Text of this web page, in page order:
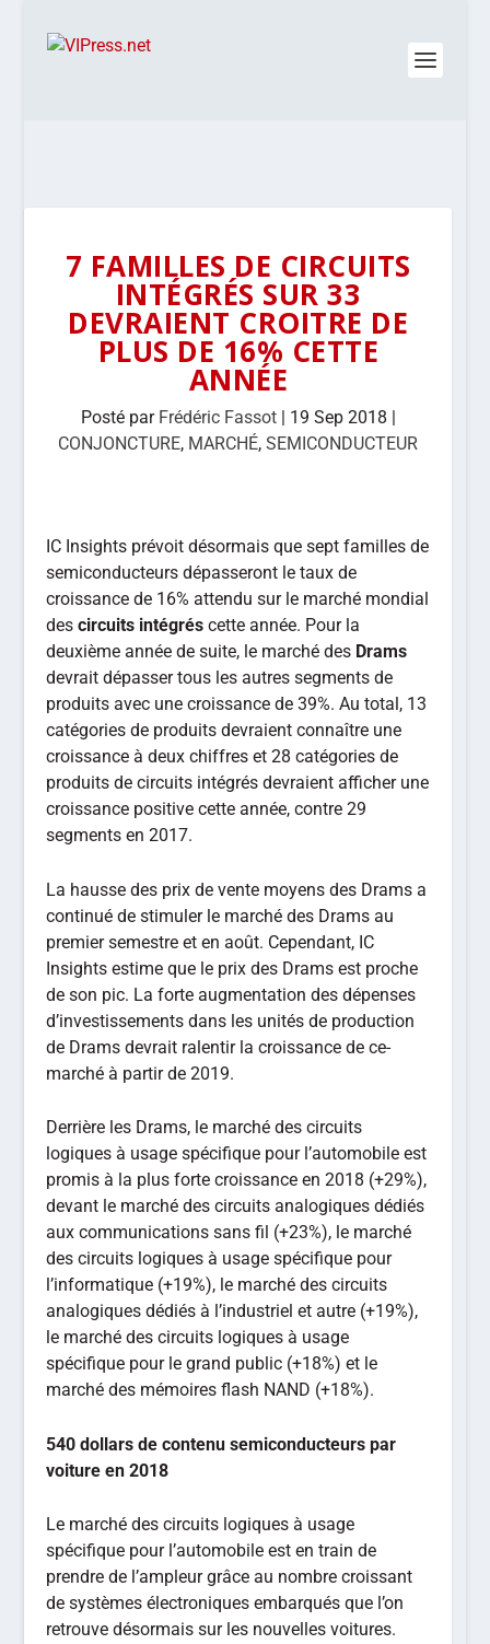
7 FAMILLES DE CIRCUITS
INTÉGRÉS SUR 33
DEVRAIENT CROITRE DE
PLUS DE 16% CETTE
ANNÉE
Posté par Frédéric Fassot| 19 Sep 2018 |
CONJONCTURE, MARCHÉ,SEMICONDUCTEUR
IC Insights prévoit désormais que sept familles de
semiconducteurs dépasseront le taux de
croissance de 16% attendu sur le marché mondial
descircuits intégréscette année. Pour la
deuxième année de suite, le marché des Drams
devrait dépasser tous les autres segments de
produits avec une croissance de 39%. Au total, 13
catégories de produits devraient connaître une
croissance à deux chiffres et 28 catégories de
produits de circuits intégrés devraient afficher une
croissance positive cette année, contre 29
segments en 2017.
La hausse des prix de vente moyens des Drams a
continué de stimuler le marché des Drams au
premier semestre et en août. Cependant, IC
Insights estime que le prix des Drams est proche
de son pic. La forte augmentation des dépenses
d’investissements dans les unités de production
de Drams devrait ralentir la croissance de ce­
marché à partir de 2019.
Derrière les Drams, le marché des circuits
logiques à usage spécifique pour l’automobile est
promis à la plus forte croissance en 2018 (+29%),
devant le marché des circuits analogiques dédiés
aux communications sans fil (+23%), le marché
des circuits logiques à usage spécifique pour
l’informatique (+19%), le marché des circuits
analogiques dédiés à l’industriel et autre (+19%),
le marché des circuits logiques à usage
spécifique pour le grand public (+18%) et le
marché des mémoires flash NAND (+18%).
540 dollars de contenu semiconducteurs par
voiture en 2018
Le marché des circuits logiques à usage
spécifique pour l’automobile est en train de
prendre de l’ampleur grâce au nombre croissant
de systèmes électroniques embarqués que l’on
retrouve désormais sur les nouvelles voitures.